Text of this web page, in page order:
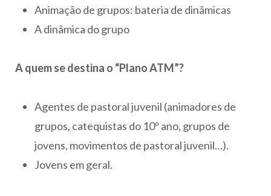
Animação de grupos: bateria de dinâmicas
A dinâmica do grupo
A quem se destina o “Plano ATM”?
Agentes de pastoral juvenil (animadores de
grupos, catequistas do 10º ano, grupos de
jovens, movimentos de pastoral juvenil…).
Jovens em geral.